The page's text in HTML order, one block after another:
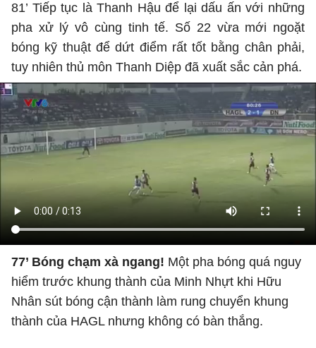
81’ Tiếp tục là Thanh Hậu để lại dấu ấn với những
pha xử lý vô cùng tinh tế. Số 22 vừa mới ngoặt
bóng kỹ thuật để dứt điểm rất tốt bằng chân phải,
tuy nhiên thủ môn Thanh Diệp đã xuất sắc cản phá.
77’ Bóng chạm xà ngang! Một pha bóng quá nguy
hiểm trước khung thành của Minh Nhựt khi Hữu
Nhân sút bóng cận thành làm rung chuyển khung
thành của HAGL nhưng không có bàn thắng.